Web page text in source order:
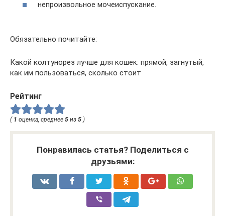
непроизвольное мочеиспускание.
Обязательно почитайте:
Какой колтунорез лучше для кошек: прямой, загнутый,
как им пользоваться, сколько стоит
Рейтинг
( 1 оценка, среднее 5 из 5 )
Понравилась статья? Поделиться с
друзьями: